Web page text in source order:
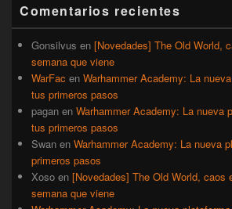
lateral
primaria
Comentarios recientes
Gonsilvus en [Novedades] The Old World,
semana que viene
WarFac en Warhammer Academy: La
tus primeros pasos
pagan en Warhammer Academy: La nueva
tus primeros pasos
Swan en Warhammer Academy: La nueva
primeros pasos
Xoso en [Novedades] The Old World, caos
semana que viene